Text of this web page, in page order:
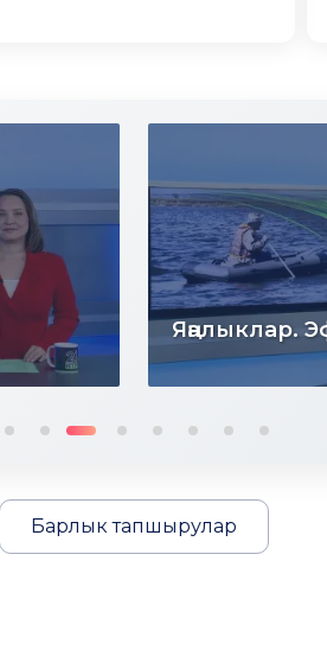
Яңалыклар.
Барлык тапшырулар